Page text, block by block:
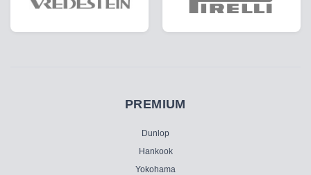
PREMIUM
Dunlop
Hankook
Yokohama